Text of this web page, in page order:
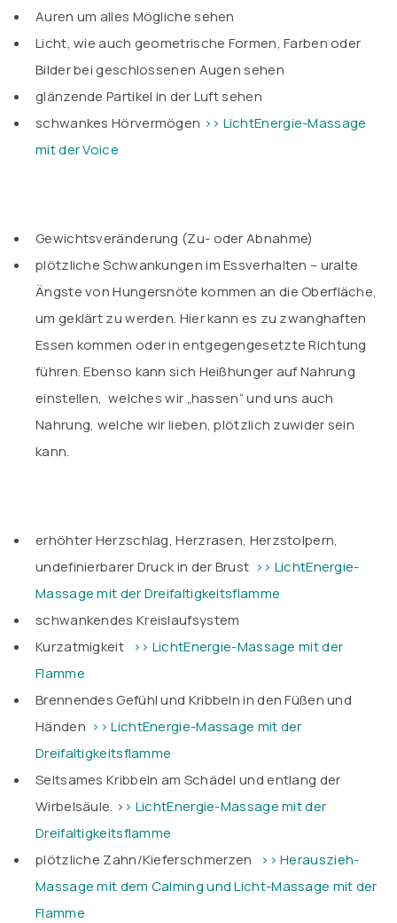
Auren um alles Mögliche sehen
Licht, wie auch geometrische Formen, Farben oder
Bilder bei geschlossenen Augen sehen
glänzende Partikel in der Luft sehen
schwankes Hörvermögen >> LichtEnergie-Massage
mit der Voice
Gewichtsveränderung (Zu- oder Abnahme)
plötzliche Schwankungen im Essverhalten – uralte
Ängste von Hungersnöte kommen an die Oberfläche,
um geklärt zu werden. Hier kann es zu zwanghaften
Essen kommen oder in entgegengesetzte Richtung
führen. Ebenso kann sich Heißhunger auf Nahrung
einstellen, welches wir „hassen“ und uns auch
Nahrung, welche wir lieben, plötzlich zuwider sein
kann.
erhöhter Herzschlag, Herzrasen, Herzstolpern,
undefinierbarer Druck in der Brust >> LichtEnergie-
Massage mit der Dreifaltigkeitsflamme
schwankendes Kreislaufsystem
Kurzatmigkeit
>> LichtEnergie-Massage mit der
Flamme
Brennendes Gefühl und Kribbeln in den Füßen und
Händen >> LichtEnergie-Massage mit der
Dreifaltigkeitsflamme
Seltsames Kribbeln am Schädel und entlang der
Wirbelsäule. > > LichtEnergie-Massage mit der
Dreifaltigkeitsflamme
plötzliche Zahn/Kieferschmerzen
>> Herauszieh-
Massage mit dem Calming und Licht-Massage mit der
Flamme